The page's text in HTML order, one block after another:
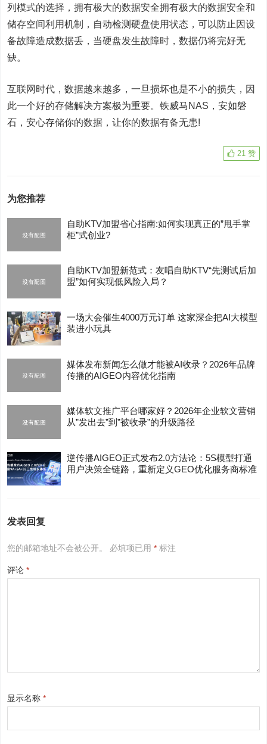
列模式的选择，拥有极大的数据安全拥有极大的数据安全和
储存空间利用机制，自动检测硬盘使用状态，可以防止因设
备故障造成数据丢，当硬盘发生故障时，数据仍将完好无
缺。
互联网时代，数据越来越多，一旦损坏也是不小的损失，因
此一个好的存储解决方案极为重要。铁威马NAS，安如磐
石，安心存储你的数据，让你的数据有备无患!
21 赞
为您推荐
自助KTV加盟省心指南:如何实现真正的”甩手掌
柜”式创业?
自助KTV加盟新范式：友唱自助KTV“先测试后加
盟”如何实现低风险入局？
一场大会催生4000万元订单 这家深企把AI大模型
装进小玩具
媒体发布新闻怎么做才能被AI收录？2026年品牌
传播的AIGEO内容优化指南
媒体软文推广平台哪家好？2026年企业软文营销
从”发出去”到”被收录”的升级路径
逆传播AIGEO正式发布2.0方法论：5S模型打通
用户决策全链路，重新定义GEO优化服务商标准
发表回复
您的邮箱地址不会被公开。 必填项已用* 标注
评论*
显示名称*